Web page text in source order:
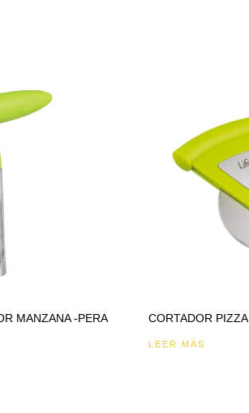
MANZANA -PERA CORTADOR PIZZA
LEER MÁS